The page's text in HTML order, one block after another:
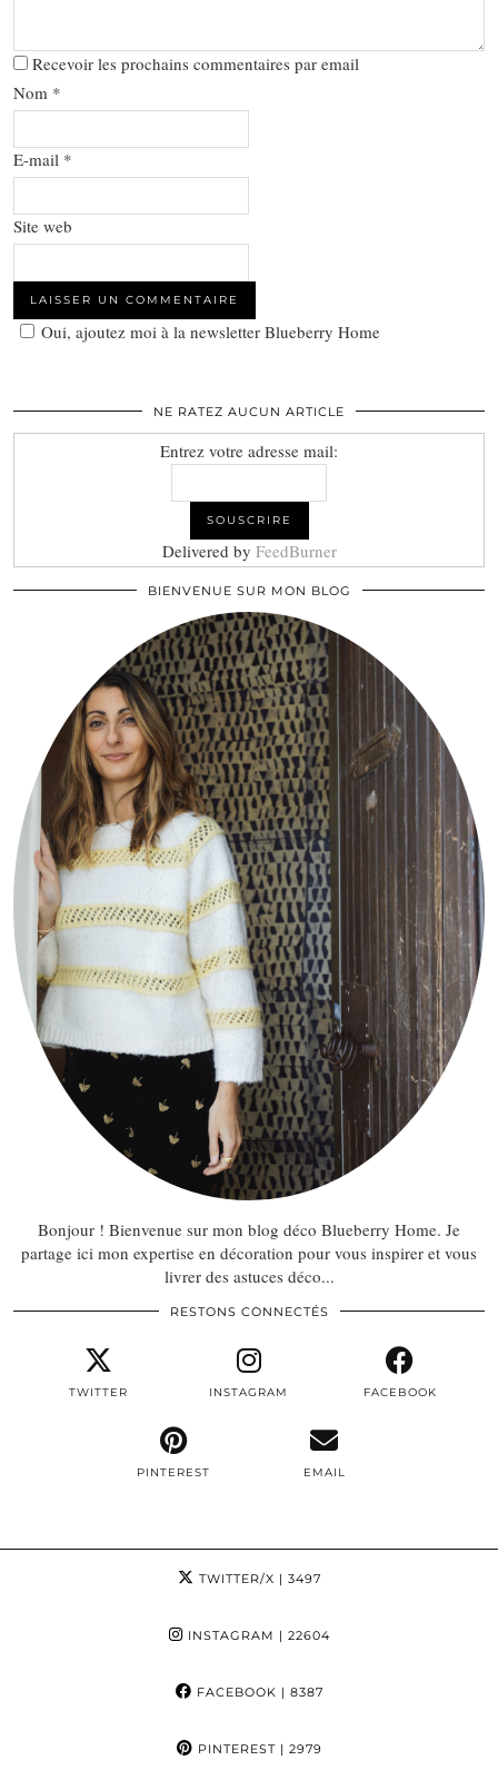
Recevoir les prochains commentaires par email
Nom *
E-mail *
Site web
Oui, ajoutez moi à la newsletter Blueberry Home
NE RATEZ AUCUN ARTICLE
Entrez votre adresse mail:
Delivered by FeedBurner
BIENVENUE SUR MON BLOG
Bonjour ! Bienvenue sur mon blog déco Blueberry Home. Je
partage ici mon expertise en décoration pour vous inspirer et vous
livrer des astuces déco...
RESTONS CONNECTÉS
TWITTER INSTAGRAM FACEBOOK
PINTEREST EMAIL
TWITTER/X | 3497
INSTAGRAM | 22604
FACEBOOK | 8387
PINTEREST| 2979